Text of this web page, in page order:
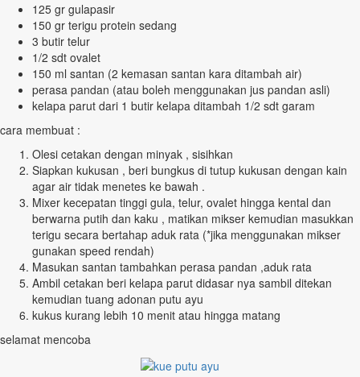
125 gr gulapasir
150 gr terigu protein sedang
3 butir telur
1/2 sdt ovalet
150 ml santan (2 kemasan santan kara ditambah air)
perasa pandan (atau boleh menggunakan jus pandan asli)
kelapa parut dari 1 butir kelapa ditambah 1/2 sdt garam
cara membuat :
Olesi cetakan dengan minyak , sisihkan
Siapkan kukusan , beri bungkus di tutup kukusan dengan kain
agar air tidak menetes ke bawah .
Mixer kecepatan tinggi gula, telur, ovalet hingga kental dan
berwarna putih dan kaku , matikan mikser kemudian masukkan
terigu secara bertahap aduk rata (*jika menggunakan mikser
gunakan speed rendah)
Masukan santan tambahkan perasa pandan ,aduk rata
Ambil cetakan beri kelapa parut didasar nya sambil ditekan
kemudian tuang adonan putu ayu
kukus kurang lebih 10 menit atau hingga matang
selamat mencoba